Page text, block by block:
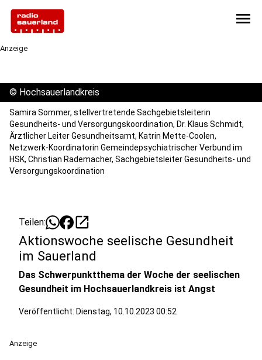
menu
Anzeige
© Hochsauerlandkreis
Samira Sommer, stellvertretende Sachgebietsleiterin
Gesundheits- und Versorgungskoordination, Dr. Klaus Schmidt,
Ärztlicher Leiter Gesundheitsamt, Katrin Mette-Coolen,
Netzwerk-Koordinatorin Gemeindepsychiatrischer Verbund im
HSK, Christian Rademacher, Sachgebietsleiter Gesundheits- und
Versorgungskoordination
Teilen: open_in_new
Aktionswoche seelische Gesundheit
im Sauerland
Das Schwerpunktthema der Woche der seelischen
Gesundheit im Hochsauerlandkreis ist Angst
Veröffentlicht: Dienstag, 10.10.2023 00:52
Anzeige